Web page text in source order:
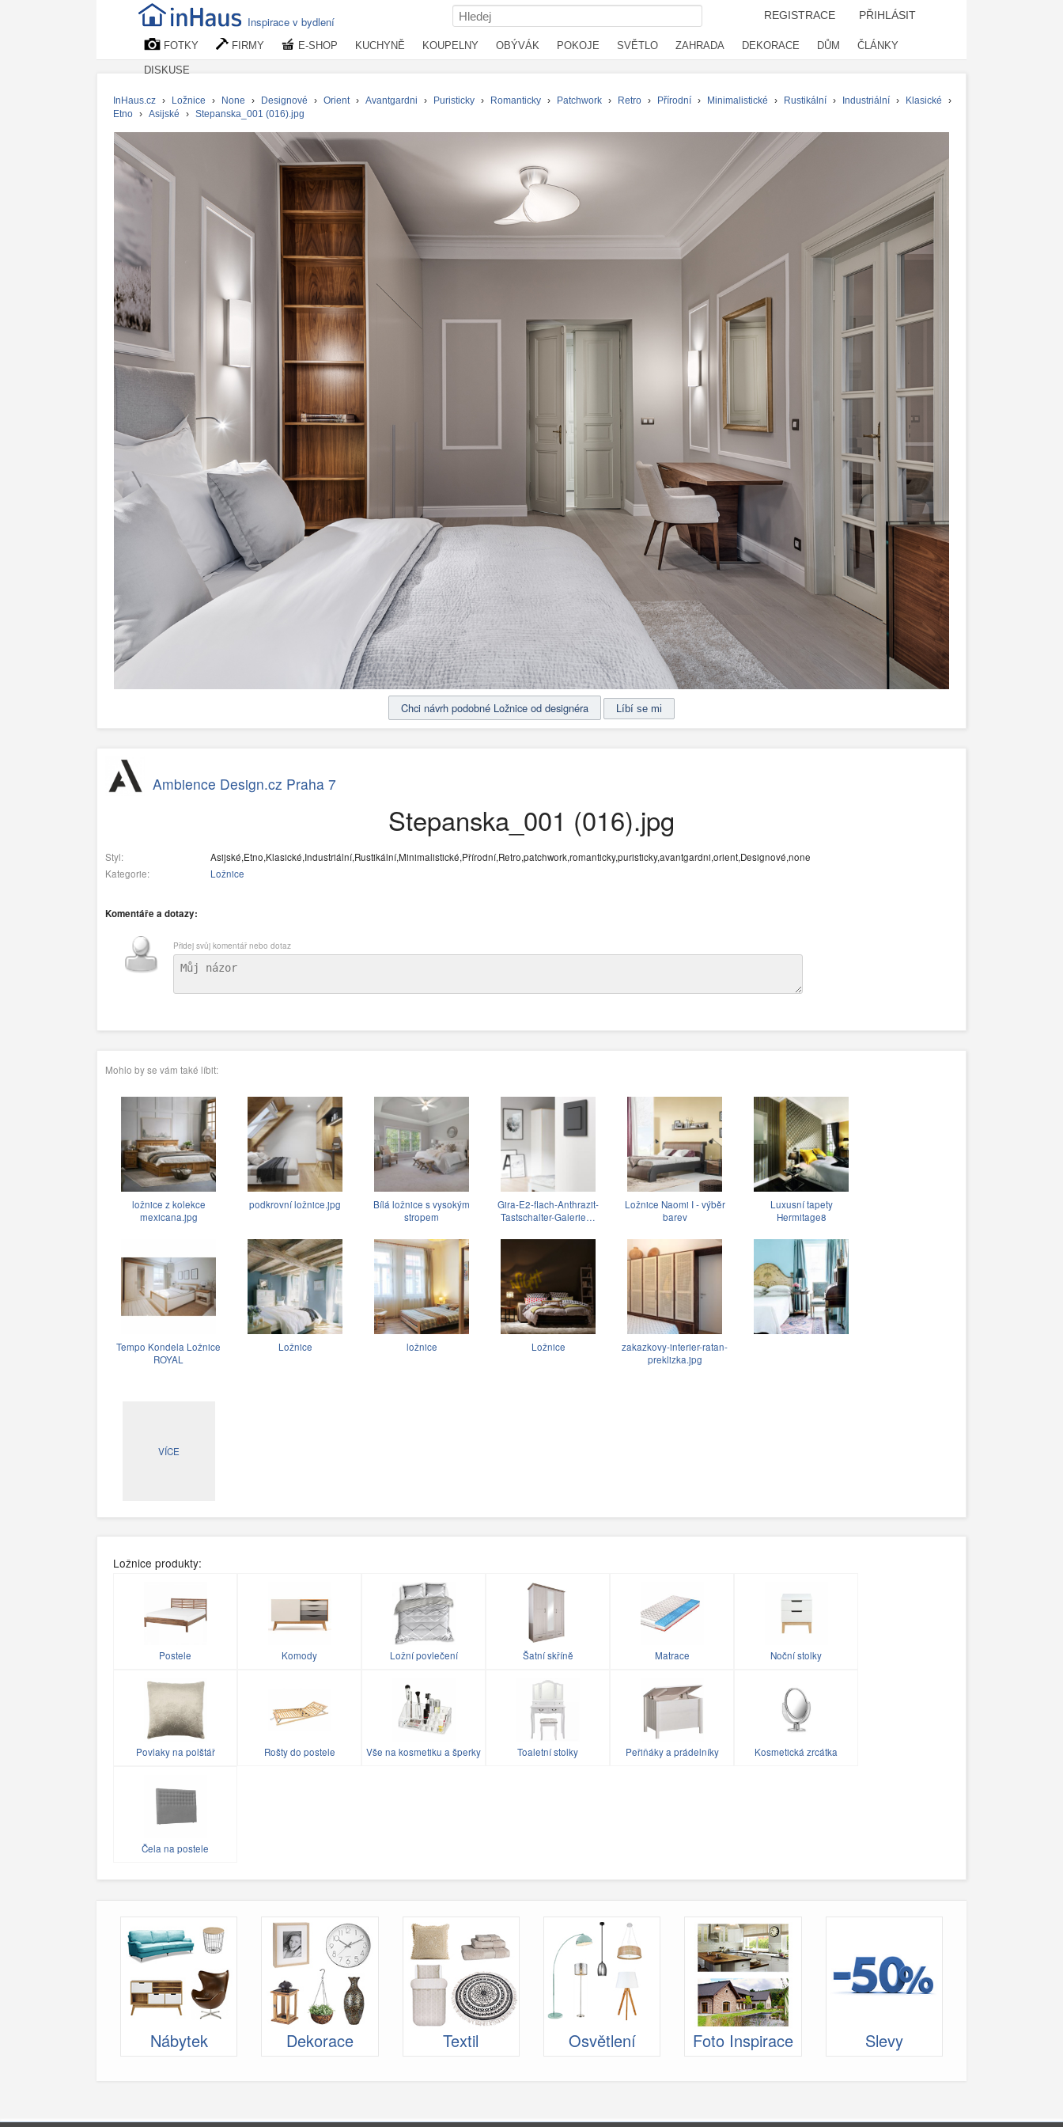
Inspirace v bydlení REGISTRACE PŘIHLÁSIT
FOTKY FIRMY E-SHOP KUCHYNĚ KOUPELNY OBÝVÁK POKOJE SVĚTLO ZAHRADA DEKORACE DŮM ČLÁNKY
DISKUSE
InHaus.cz › Ložnice › None › Designové › Orient › Avantgardni › Puristicky › Romanticky › Patchwork › Retro › Přírodní › Minimalistické › Rustikální › Industriální › Klasické
›
Etno
› Asijské › Stepanska_001 (016).jpg
Chci návrh podobné Ložnice od designéra
Ambience Design.cz Praha 7
Stepanska_001 (016).jpg
Styl:
Asijské,Etno,Klasické,Industriální,Rustikální,Minimalistické,Přírodní,Retro,patchwork,romanticky,puristicky,avantgardni,orient,Designové,none
Kategorie:
Ložnice
Komentáře a dotazy:
Přidej svůj komentář nebo dotaz
Mohlo by se vám také líbit:
ložnice z kolekce
mexicana.jpg
podkrovní ložnice.jpg
Bílá ložnice s vysokým
stropem
Gira-E2-flach-Anthrazit-
Tastschalter-Galerie…
Ložnice Naomi I - výběr
barev
Luxusní tapety
Hermitage8
Tempo Kondela Ložnice
ROYAL
Ložnice ložnice Ložnice
zakazkovy-interier-ratan-
preklizka.jpg
VÍCE
Ložnice produkty:
Postele Komody Ložní povlečení Šatní skříně Matrace Noční stolky
Povlaky na polštář Rošty do postele Vše na kosmetiku a šperky Toaletní stolky Peřiňáky a prádelníky Kosmetická zrcátka
Čela na postele
Nábytek Dekorace Textil Osvětlení Foto Inspirace Slevy